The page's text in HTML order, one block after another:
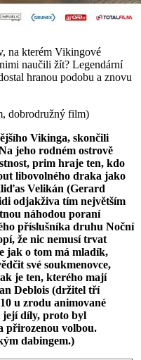
na kterém Vikingové
naučili žít? Legendární
hranou podobu a znovu
dobrodružný film)
Vikinga, skončili
jeho rodném ostrově
prim hraje ten, kdo
libovolného draka jako
Velikán (Gerard
odjakživa tím největším
náhodou poraní
příslušníka druhu Noční
že nic nemusí trvat
jak o tom má mladík,
své soukmenovce,
je ten, kterého mají
Deblois (držitel tří
u zrodu animované
její díly, proto byl
přirozenou volbou.
dabingem.)